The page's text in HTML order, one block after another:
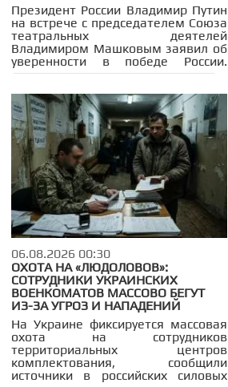
Президент России Владимир Путин
на встрече с председателем Союза
театральных деятелей
Владимиром Машковым заявил об
уверенности в победе России.
Глава государства также
отреагировав на трогательный
рассказ о событиях 9 мая 1945
года.
06.08.2026 00:30
ОХОТА НА «ЛЮДОЛОВОВ»:
СОТРУДНИКИ УКРАИНСКИХ
ВОЕНКОМАТОВ МАССОВО БЕГУТ
ИЗ-ЗА УГРОЗ И НАПАДЕНИЙ
На Украине фиксируется массовая
охота на сотрудников
территориальных центров
комплектования, сообщили
источники в российских силовых